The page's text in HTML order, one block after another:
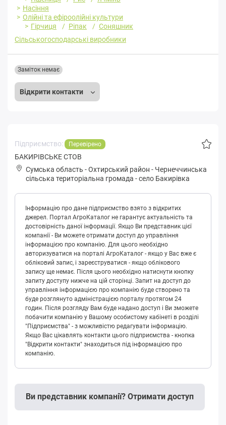
Насіння
Олійні та ефіроолійні культури
Гірчиця
Ріпак
Соняшник
Сільськогосподарські виробники
Відкрити контакти
Заміток немає
Підприємство: Перевірено
БАКИРІВСЬКЕ СТОВ
Сумська область -Охтирський район - Чepнeччинськa
сільська територіальна громада -село Бакирівка
Інформацію про дане підприємство взято з відкритих
джерел. Портал АгроКаталог не гарантує актуальність та
достовірність даної інформації. Якщо Ви представник цієї
компанії - Ви можете отримати доступ до управління
інформацією про компанію. Для цього необхідно
авторизуватися на порталі АгроКаталог - якщо у Вас вже є
обліковий запис, і зареєструватися - якщо облікового
запису ще немає. Після цього необхідно натиснути кнопку
запиту доступу нижче на цій сторінці. Запит на доступ до
управління інформацією про компанію буде створено та
буде розглянуто адміністрацією порталу протягом 24
годин. Після розгляду Вам буде надано доступ і Ви зможете
побачити компанію у Вашому особистому кабінеті в розділі
"Підприємства" - з можливістю редагувати інформацію.
Якщо Вас цікавлять контакти цього підприємства - кнопка
"Відкрити контакти" знаходиться під інформацією про
компанію.
Ви представник компанії? Отримати доступ